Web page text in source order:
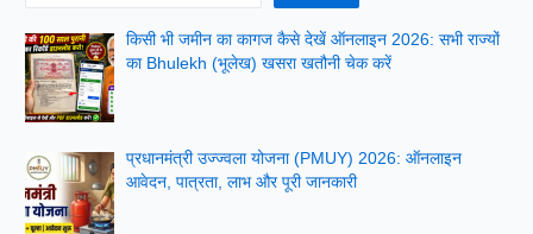
किसी भी जमीन का कागज कैसे देखें ऑनलाइन 2026: सभी राज्यों
का Bhulekh (भूलेख) खसरा खतौनी चेक करें
प्रधानमंत्री उज्ज्वला योजना (PMUY) 2026: ऑनलाइन
आवेदन, पात्रता, लाभ और पूरी जानकारी